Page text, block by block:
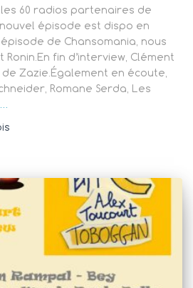
60 radios partenaires de
épisode est dispo en
de Chansomania, nous
fin d’interview, Clément
Zazie.Également en écoute,
Romane Serda, Les